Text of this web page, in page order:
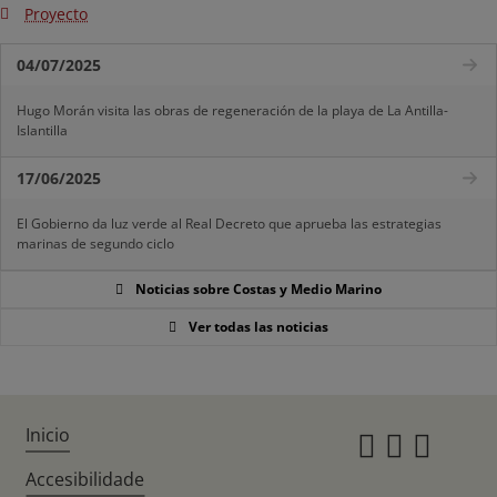
Proyecto
04/07/2025
Hugo Morán visita las obras de regeneración de la playa de La Antilla-
Islantilla
17/06/2025
El Gobierno da luz verde al Real Decreto que aprueba las estrategias
marinas de segundo ciclo
Noticias sobre Costas y Medio Marino
Ver todas las noticias
Inicio
Accesibilidade